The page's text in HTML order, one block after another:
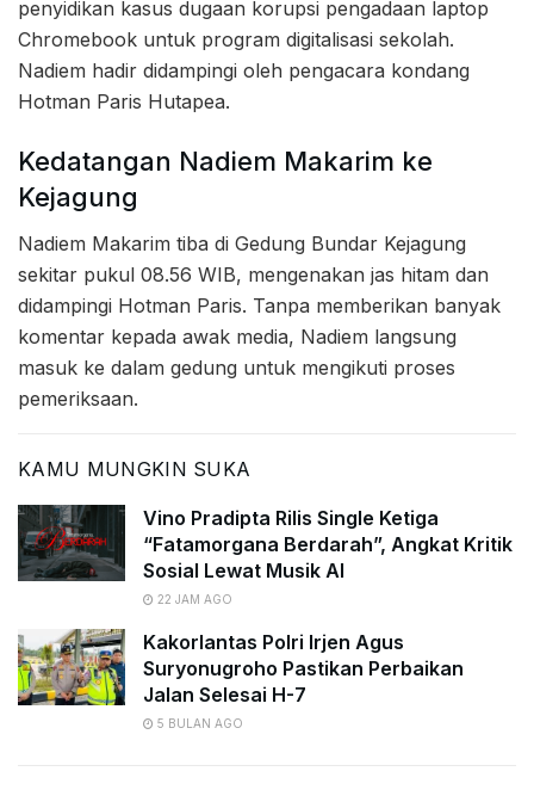
penyidikan kasus dugaan korupsi pengadaan laptop
Chromebook untuk program digitalisasi sekolah.
Nadiem hadir didampingi oleh pengacara kondang
Hotman Paris Hutapea.
Kedatangan Nadiem Makarim ke
Kejagung
Nadiem Makarim tiba di Gedung Bundar Kejagung
sekitar pukul 08.56 WIB, mengenakan jas hitam dan
didampingi Hotman Paris. Tanpa memberikan banyak
komentar kepada awak media, Nadiem langsung
masuk ke dalam gedung untuk mengikuti proses
pemeriksaan.
KAMU MUNGKIN SUKA
Vino Pradipta Rilis Single Ketiga
“Fatamorgana Berdarah”, Angkat Kritik
Sosial Lewat Musik AI
22 JAM AGO
Kakorlantas Polri Irjen Agus
Suryonugroho Pastikan Perbaikan
Jalan Selesai H-7
5 BULAN AGO